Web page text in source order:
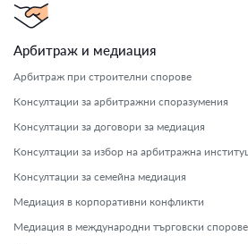
Арбитраж и медиация
Арбитраж при строителни спорове
Консултации за арбитражни споразумения
Консултации за договори за медиация
Консултации за избор на арбитражна
Консултации за семейна медиация
Медиация в корпоративни конфликти
Медиация в международни търговски спорове